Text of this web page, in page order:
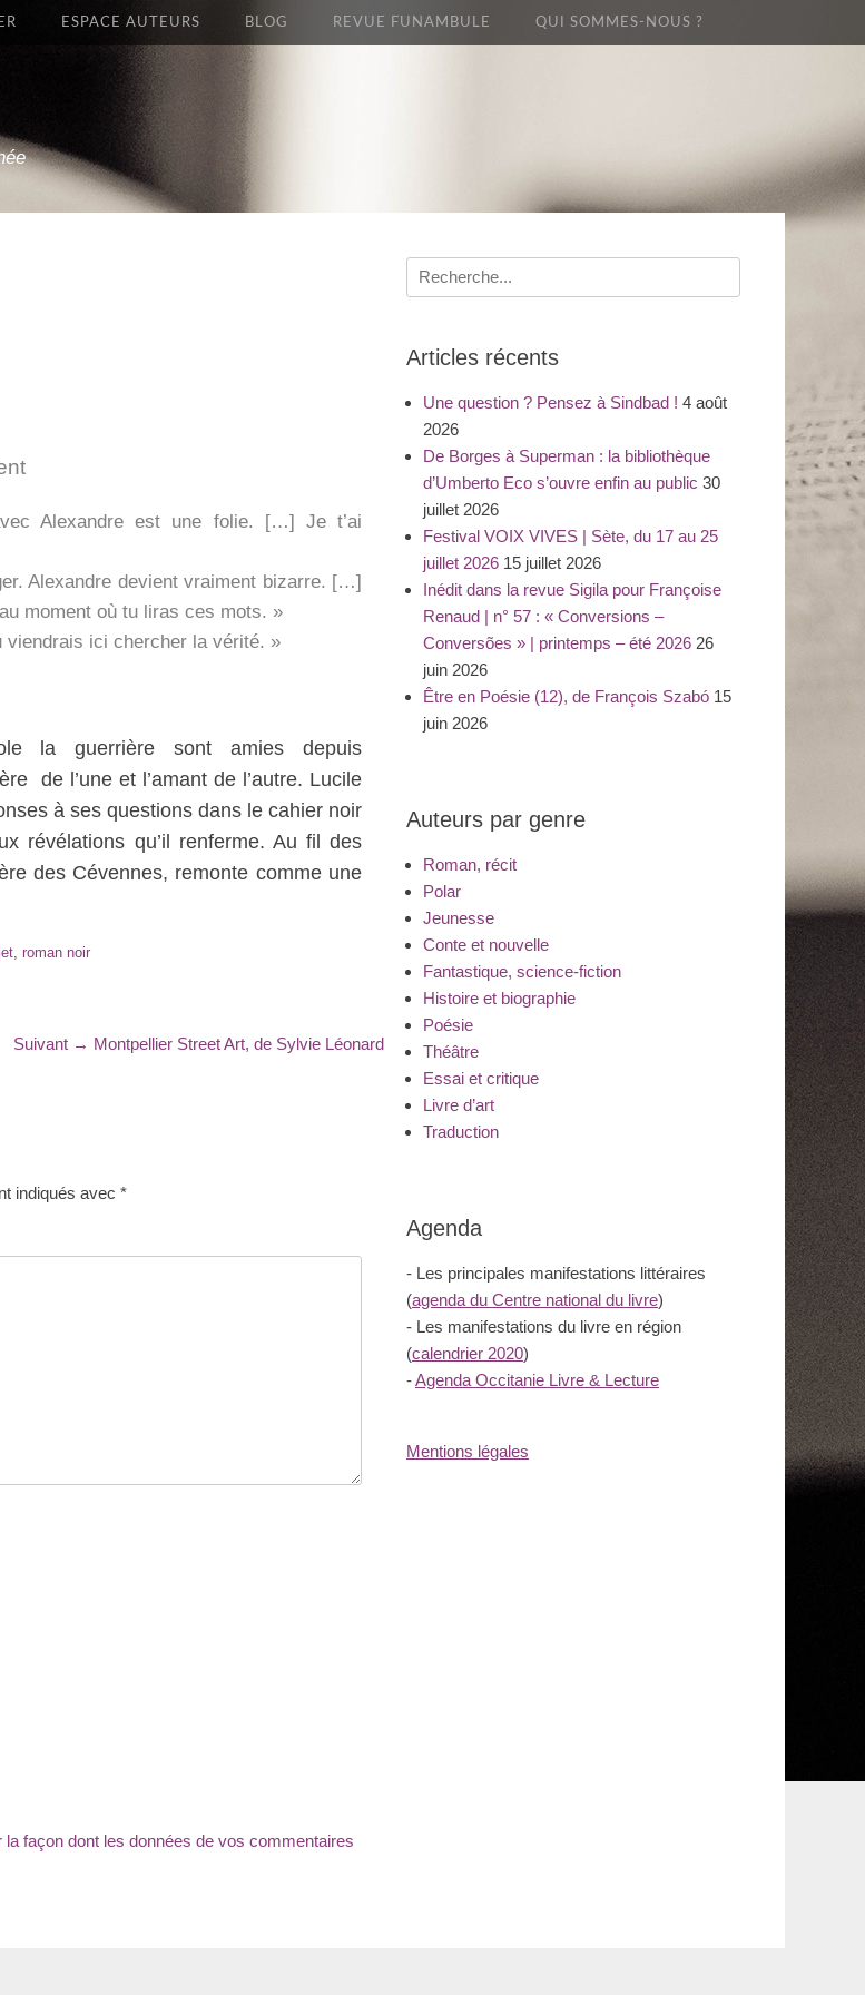
ESPACE AUTEURS BLOG REVUE FUNAMBULE QUI SOMMES-NOUS ?
Alexandre est une folie. […] Je t’ai
Alexandre devient vraiment bizarre. […]
moment où tu liras ces mots. »
viendrais ici chercher la vérité. »
la guerrière sont amies depuis
de l’une et l’amant de l’autre. Lucile
à ses questions dans le cahier noir
révélations qu’il renferme. Au fil des
des Cévennes, remonte comme une
, roman noir
Suivant → Article
Montpellier Street Art, de Sylvie Léonard
indiqués avec *
la façon dont les données de vos commentaires
Recherche
pour
Articles récents
Une question ? Pensez à Sindbad ! 4 août
2026
De Borges à Superman : la bibliothèque
d’Umberto Eco s’ouvre enfin au public 30
juillet 2026
Festival VOIX VIVES | Sète, du 17 au 25
juillet 2026 15 juillet 2026
Inédit dans la revue Sigila pour Françoise
Renaud | n° 57 : « Conversions –
Conversões » | printemps – été 2026 26
juin 2026
Être en Poésie (12), de François Szabó 15
juin 2026
Auteurs par genre
Roman, récit
Polar
Jeunesse
Conte et nouvelle
Fantastique, science-fiction
Histoire et biographie
Poésie
Théâtre
Essai et critique
Livre d’art
Traduction
Agenda
- Les principales manifestations littéraires
(agenda du Centre national du livre)
- Les manifestations du livre en région
(calendrier 2020)
-Agenda Occitanie Livre & Lecture
Mentions légales